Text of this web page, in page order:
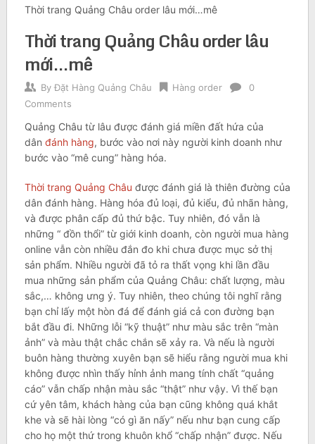
Thời trang Quảng Châu order lâu mới…mê
Thời trang Quảng Châu order lâu
mới…mê
By Đặt Hàng Quảng Châu Hàng order
0
Comments
Quảng Châu từ lâu được đánh giá miền đất hứa của
dân đánh hàng, bước vào nơi này người kinh doanh như
bước vào “mê cung” hàng hóa.
Thời trang Quảng Châu được đánh giá là thiên đường của
dân đánh hàng. Hàng hóa đủ loại, đủ kiểu, đủ nhãn hàng,
và được phân cấp đủ thứ bậc. Tuy nhiên, đó vẫn là
những “ đồn thổi” từ giới kinh doanh, còn người mua hàng
online vẫn còn nhiều đắn đo khi chưa được mục sở thị
sản phẩm. Nhiều người đã tỏ ra thất vọng khi lần đầu
mua những sản phẩm của Quảng Châu: chất lượng, màu
sắc,… không ưng ý. Tuy nhiên, theo chúng tôi nghĩ rằng
bạn chỉ lấy một hòn đá để đánh giá cả con đường bạn
bắt đầu đi. Những lỗi “kỹ thuật” như màu sắc trên “màn
ảnh” và màu thật chắc chắn sẽ xảy ra. Và nếu là người
buôn hàng thường xuyên bạn sẽ hiểu rằng người mua khi
không được nhìn thấy hỉnh ảnh mang tính chất “quảng
cáo” vẫn chấp nhận màu sắc “thật” như vậy. Vì thế bạn
cứ yên tâm, khách hàng của bạn cũng không quá khắt
khe và sẽ hài lòng “có gì ăn nấy” nếu như bạn cung cấp
cho họ một thứ trong khuôn khổ “chấp nhận” được. Nếu